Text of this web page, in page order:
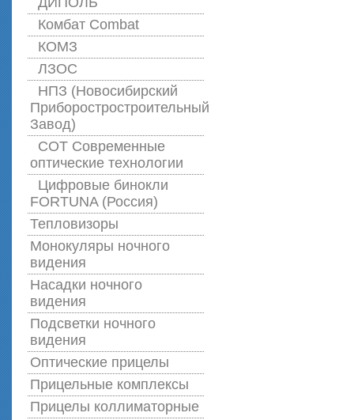
Комбат Combat
КОМЗ
ЛЗОС
НПЗ (Новосибирский
Приборостростроительный
Завод)
СОТ Современные
оптические технологии
Цифровые бинокли
FORTUNA (Россия)
Тепловизоры
Монокуляры ночного
видения
Насадки ночного
видения
Подсветки ночного
видения
Оптические прицелы
Прицельные комплексы
Прицелы коллиматорные